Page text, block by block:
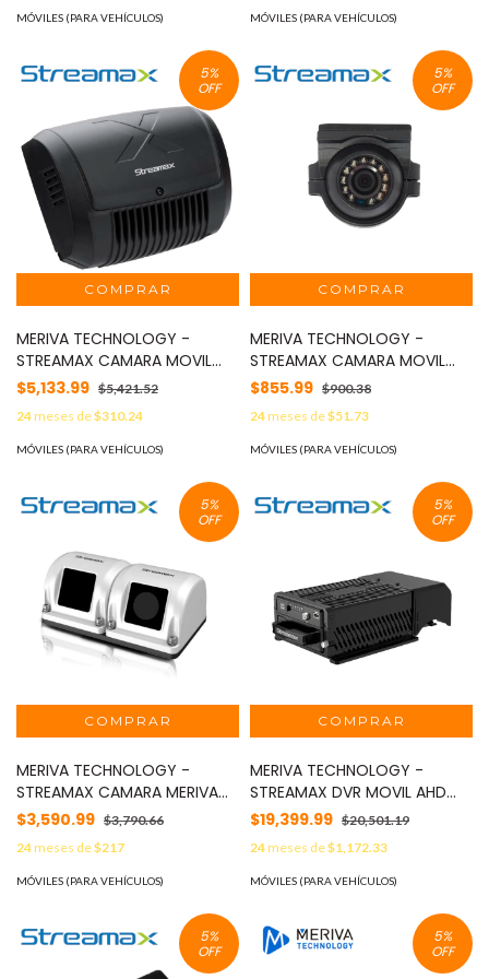
CADDY X3
MÓVILES (PARA VEHÍCULOS)
IP54 / 10M IR / AUDIO
DE AVIACION 4 PINES /
COMPATIBLE CON MDVRS QUE
SOPORTEN 1080P MOD:
MC4002HD
MÓVILES (PARA VEHÍCULOS)
5%
OFF
MERIVA TECHNOLOGY -
STREAMAX CAMARA MOVIL
MERIVA STREAMAX MCA20D /
2MP AHD / IPC / NTSC /
2.7MM / 8MM / 16MM MOD:
MCA20D
$5,133.99 $5,421.52
24meses de$310.24
MÓVILES (PARA VEHÍCULOS)
5%
OFF
MERIVA TECHNOLOGY -
STREAMAX CAMARA MOVIL
DOMO MERIVA TECHNOLOGY
MC4000HD / ANTIVANDALICO
AHD 2MP / 2.8MM / IP66 / 10M
IR /NO AUDIO / SONY
DE AVIACION 4 PINES /
COMPATIBLE CON MDVRS QUE
MC4000HD
$855.99 $900.38
24meses de$51.73
MÓVILES (PARA VEHÍCULOS)
5%
OFF
MERIVA TECHNOLOGY -
STREAMAX CAMARA MERIVA
STREAMAX MCA24S-L / 2MP /
6MM / 20M IR / IP69K / 12
VCD / CABLE DIN DE 4PIN
MOD: MCA24S-L
$3,590.99 $3,790.66
24meses de$217
MÓVILES (PARA VEHÍCULOS)
5%
OFF
MERIVA TECHNOLOGY -
STREAMAX DVR MOVIL AHD
MERIVA STREAMAX MX3NPRO /
4CH AHD / 4CHIP / 1080P /
H.265 / MODULO GPS /
MODULO 3G-4G / MODULO
MICRO SD / G-SENSOR MOD:
MX3NPRO
$19,399.99 $20,501.19
24meses de$1,172.33
MÓVILES (PARA VEHÍCULOS)
5%
OFF
5%
OFF